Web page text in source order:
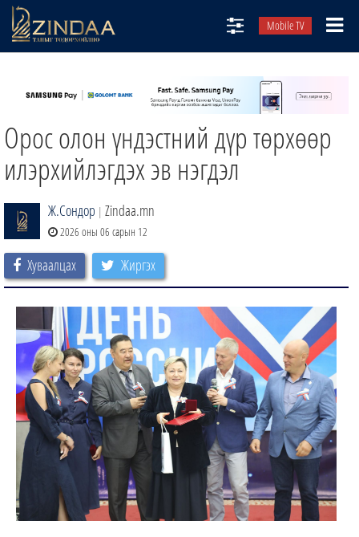
Mobile TV
ТВ8
ӨГЛӨӨНИЙ СОНИН
АУДИО ЗОХИОЛ
ЗИНДАА СЭТГҮҮЛ
Орос олон үндэстний дүр төрхөөр
илэрхийлэгдэх эв нэгдэл
Ж.Сондор | Zindaa.mn
2026 оны 06 сарын 12
Хуваалцах Жиргэх